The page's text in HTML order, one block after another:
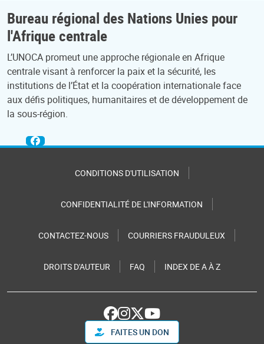
Bureau régional des Nations Unies pour
l'Afrique centrale
L’UNOCA promeut une approche régionale en Afrique
centrale visant à renforcer la paix et la sécurité, les
institutions de l’État et la coopération internationale face
aux défis politiques, humanitaires et de développement de
la sous-région.
CONDITIONS D'UTILISATION
CONFIDENTIALITÉ DE L'INFORMATION
CONTACTEZ-NOUS COURRIERS FRAUDULEUX
DROITS D'AUTEUR FAQ INDEX DE A À Z
FAITES UN DON